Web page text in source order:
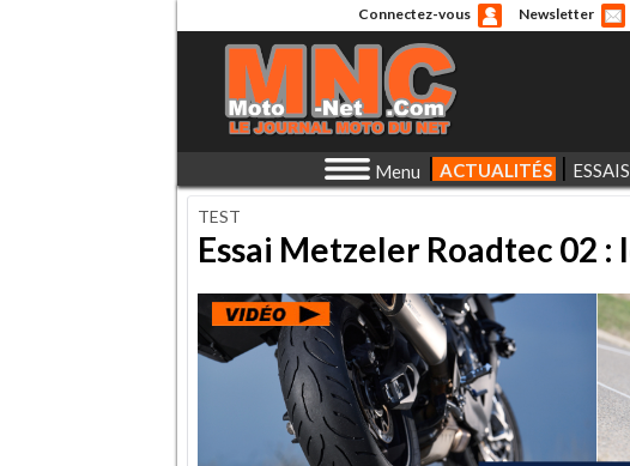
Connectez-vous Newsletter
Menu ACTUALITÉS ESSAIS
TEST
Essai Metzeler Roadtec 02